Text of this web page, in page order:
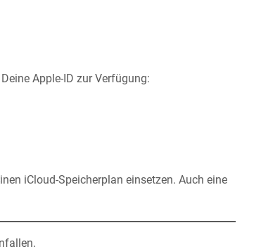
Apple-ID zur Verfügung:
iCloud-Speicherplan einsetzen. Auch eine